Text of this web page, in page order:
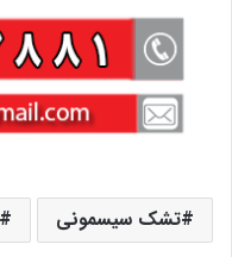
تشک سیسمونی